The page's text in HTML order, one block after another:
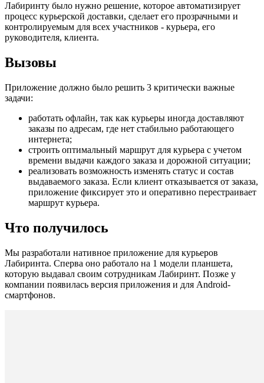
Лабиринту было нужно решение, которое автоматизирует
процесс курьерской доставки, сделает его прозрачными и
контролируемым для всех участников - курьера, его
руководителя, клиента.
Вызовы
Приложение должно было решить 3 критически важные
задачи:
работать офлайн, так как курьеры иногда доставляют
заказы по адресам, где нет стабильно работающего
интернета;
строить оптимальный маршрут для курьера с учетом
времени выдачи каждого заказа и дорожной ситуации;
реализовать возможность изменять статус и состав
выдаваемого заказа. Если клиент отказывается от заказа,
приложение фиксирует это и оперативно перестраивает
маршрут курьера.
Что получилось
Мы разработали нативное приложение для курьеров
Лабиринта. Сперва оно работало на 1 модели планшета,
которую выдавал своим сотрудникам Лабиринт. Позже у
компании появилась версия приложения и для Android-
смартфонов.